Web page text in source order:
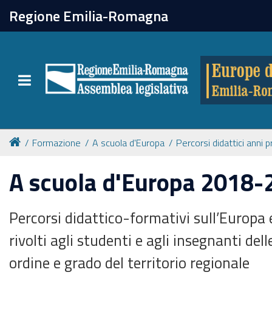
Regione Emilia-Romagna
Toggle navigation
chiudi
Attività
Formazione
Eventi
Tutte le notizie
Newsletter
Formazione A scuola d'Europa Percorsi didattici anni
A scuola d'Europa
Percorsi didattico-formativi
rivolti agli studenti e agli insegnanti
ordine e grado del territorio regionale